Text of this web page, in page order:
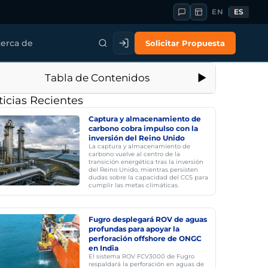
EN ES
de Solicitar Propuesta
Tabla de Contenidos
Recientes
Captura y almacenamiento de
carbono cobra impulso con la
inversión del Reino Unido
La captura y almacenamiento de
carbono vuelve al centro de la
transición energética tras la inversión
del Reino Unido, mientras persisten
dudas sobre la capacidad del CCS para
cumplir las metas climáticas.
Fugro desplegará ROV de aguas
profundas para apoyar la
perforación offshore de ONGC
en India
El sistema ROV FCV3000 de Fugro
respaldará la perforación en aguas de